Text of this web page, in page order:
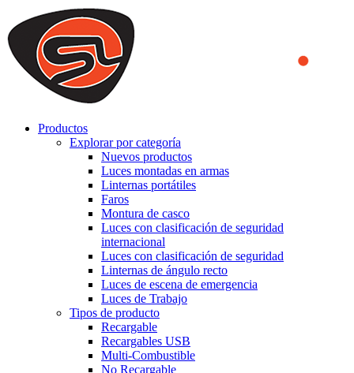
We use cookies to ensure that we provide you the best experience
on our website. By continuing to browse this website, you accept
that cookies are used to help us analyze how the website is used and
to offer you a better experience. To learn more or to find out how
you can disable cookies, you can access our
Productos
Explorar por categoría
Nuevos productos
Luces montadas en armas
Linternas portátiles
Faros
Montura de casco
Luces con clasificación de seguridad
internacional
Luces con clasificación de seguridad
Linternas de ángulo recto
Luces de escena de emergencia
Luces de Trabajo
Tipos de producto
Recargable
Recargables USB
Multi-Combustible
No Recargable